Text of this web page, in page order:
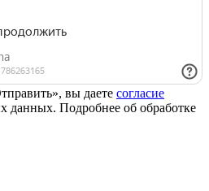
вы даете согласие
данных. Подробнее об обработке